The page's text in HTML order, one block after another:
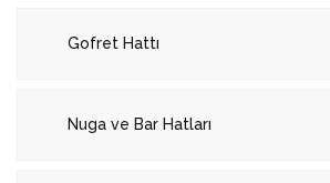
Gofret Hattı
Nuga ve Bar Hatları